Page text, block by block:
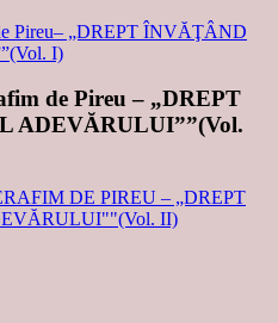
de Pireu – „DREPT
ADEVĂRULUI””(Vol.